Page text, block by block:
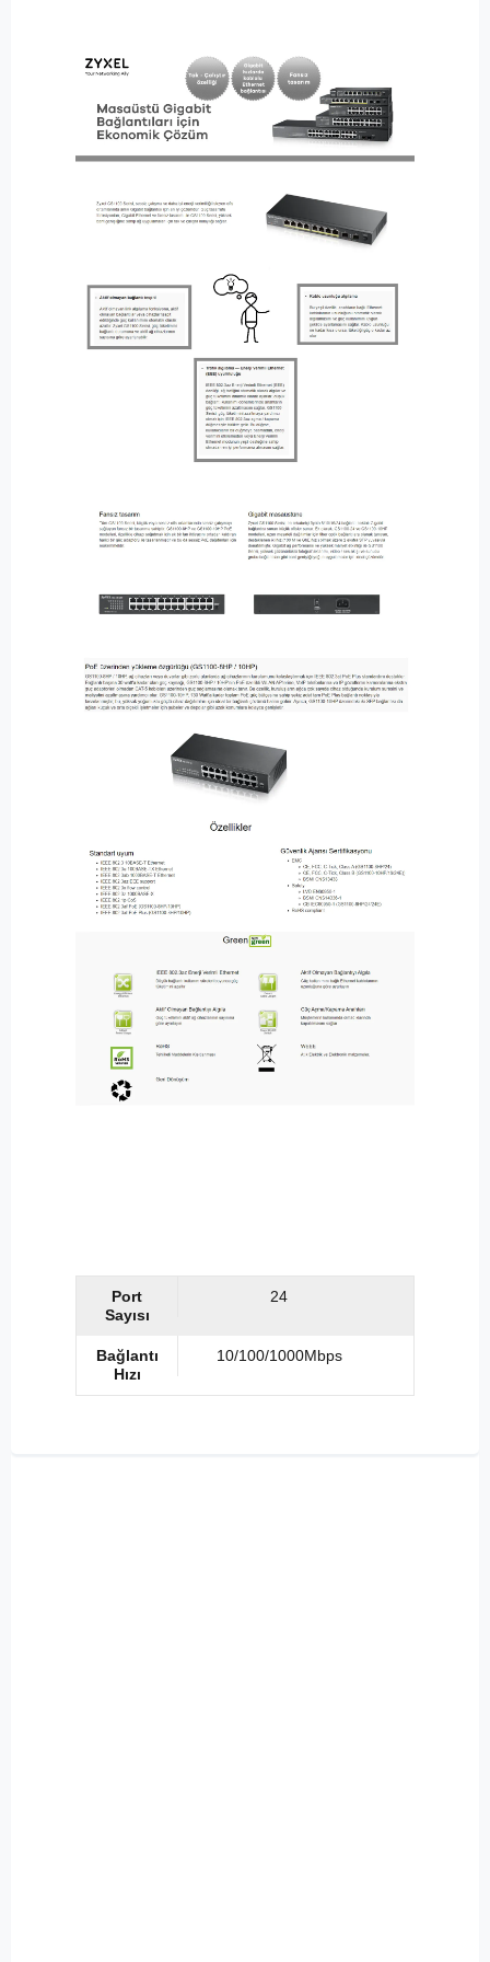
Port
Sayısı
24
Bağlantı
Hızı
10/100/1000Mbps